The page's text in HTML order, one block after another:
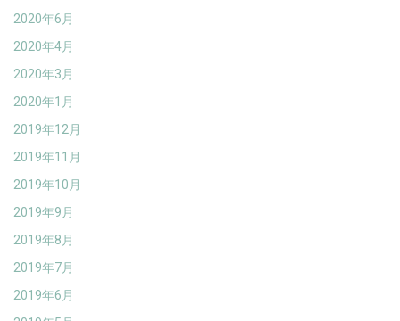
2020年6月
2020年4月
2020年3月
2020年1月
2019年12月
2019年11月
2019年10月
2019年9月
2019年8月
2019年7月
2019年6月